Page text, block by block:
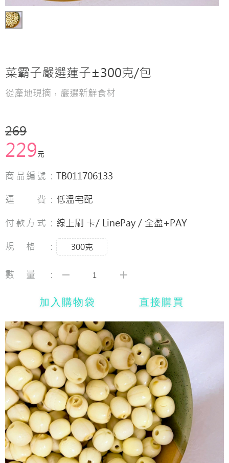
菜霸子嚴選蓮子±300克/包
從產地現摘，嚴選新鮮食材
269
229元
商品編號： TB011706133
運 費： 低溫宅配
付款方式： 線上刷 卡/ LinePay / 全盈+PAY
規格：
300克
數量：
加入購物袋 直接購買